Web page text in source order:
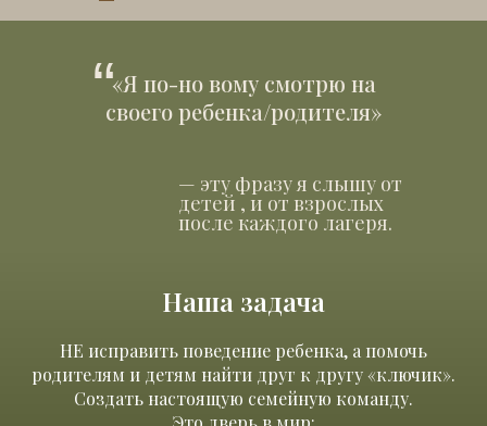
«Я по-но вому смотрю на
своего ребенка/родителя»
“
— эту фразу я слышу от
детей , и от взрослых
после каждого лагеря.
Наша задача
НЕ исправить поведение ребенка, а помочь
родителям и детям найти друг к другу «ключик».
Создать настоящую семейную команду.